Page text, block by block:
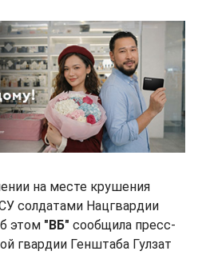
на месте крушения
солдатами Нацгвардии
этом "ВБ" сообщила пресс-
гвардии Генштаба Гулзат